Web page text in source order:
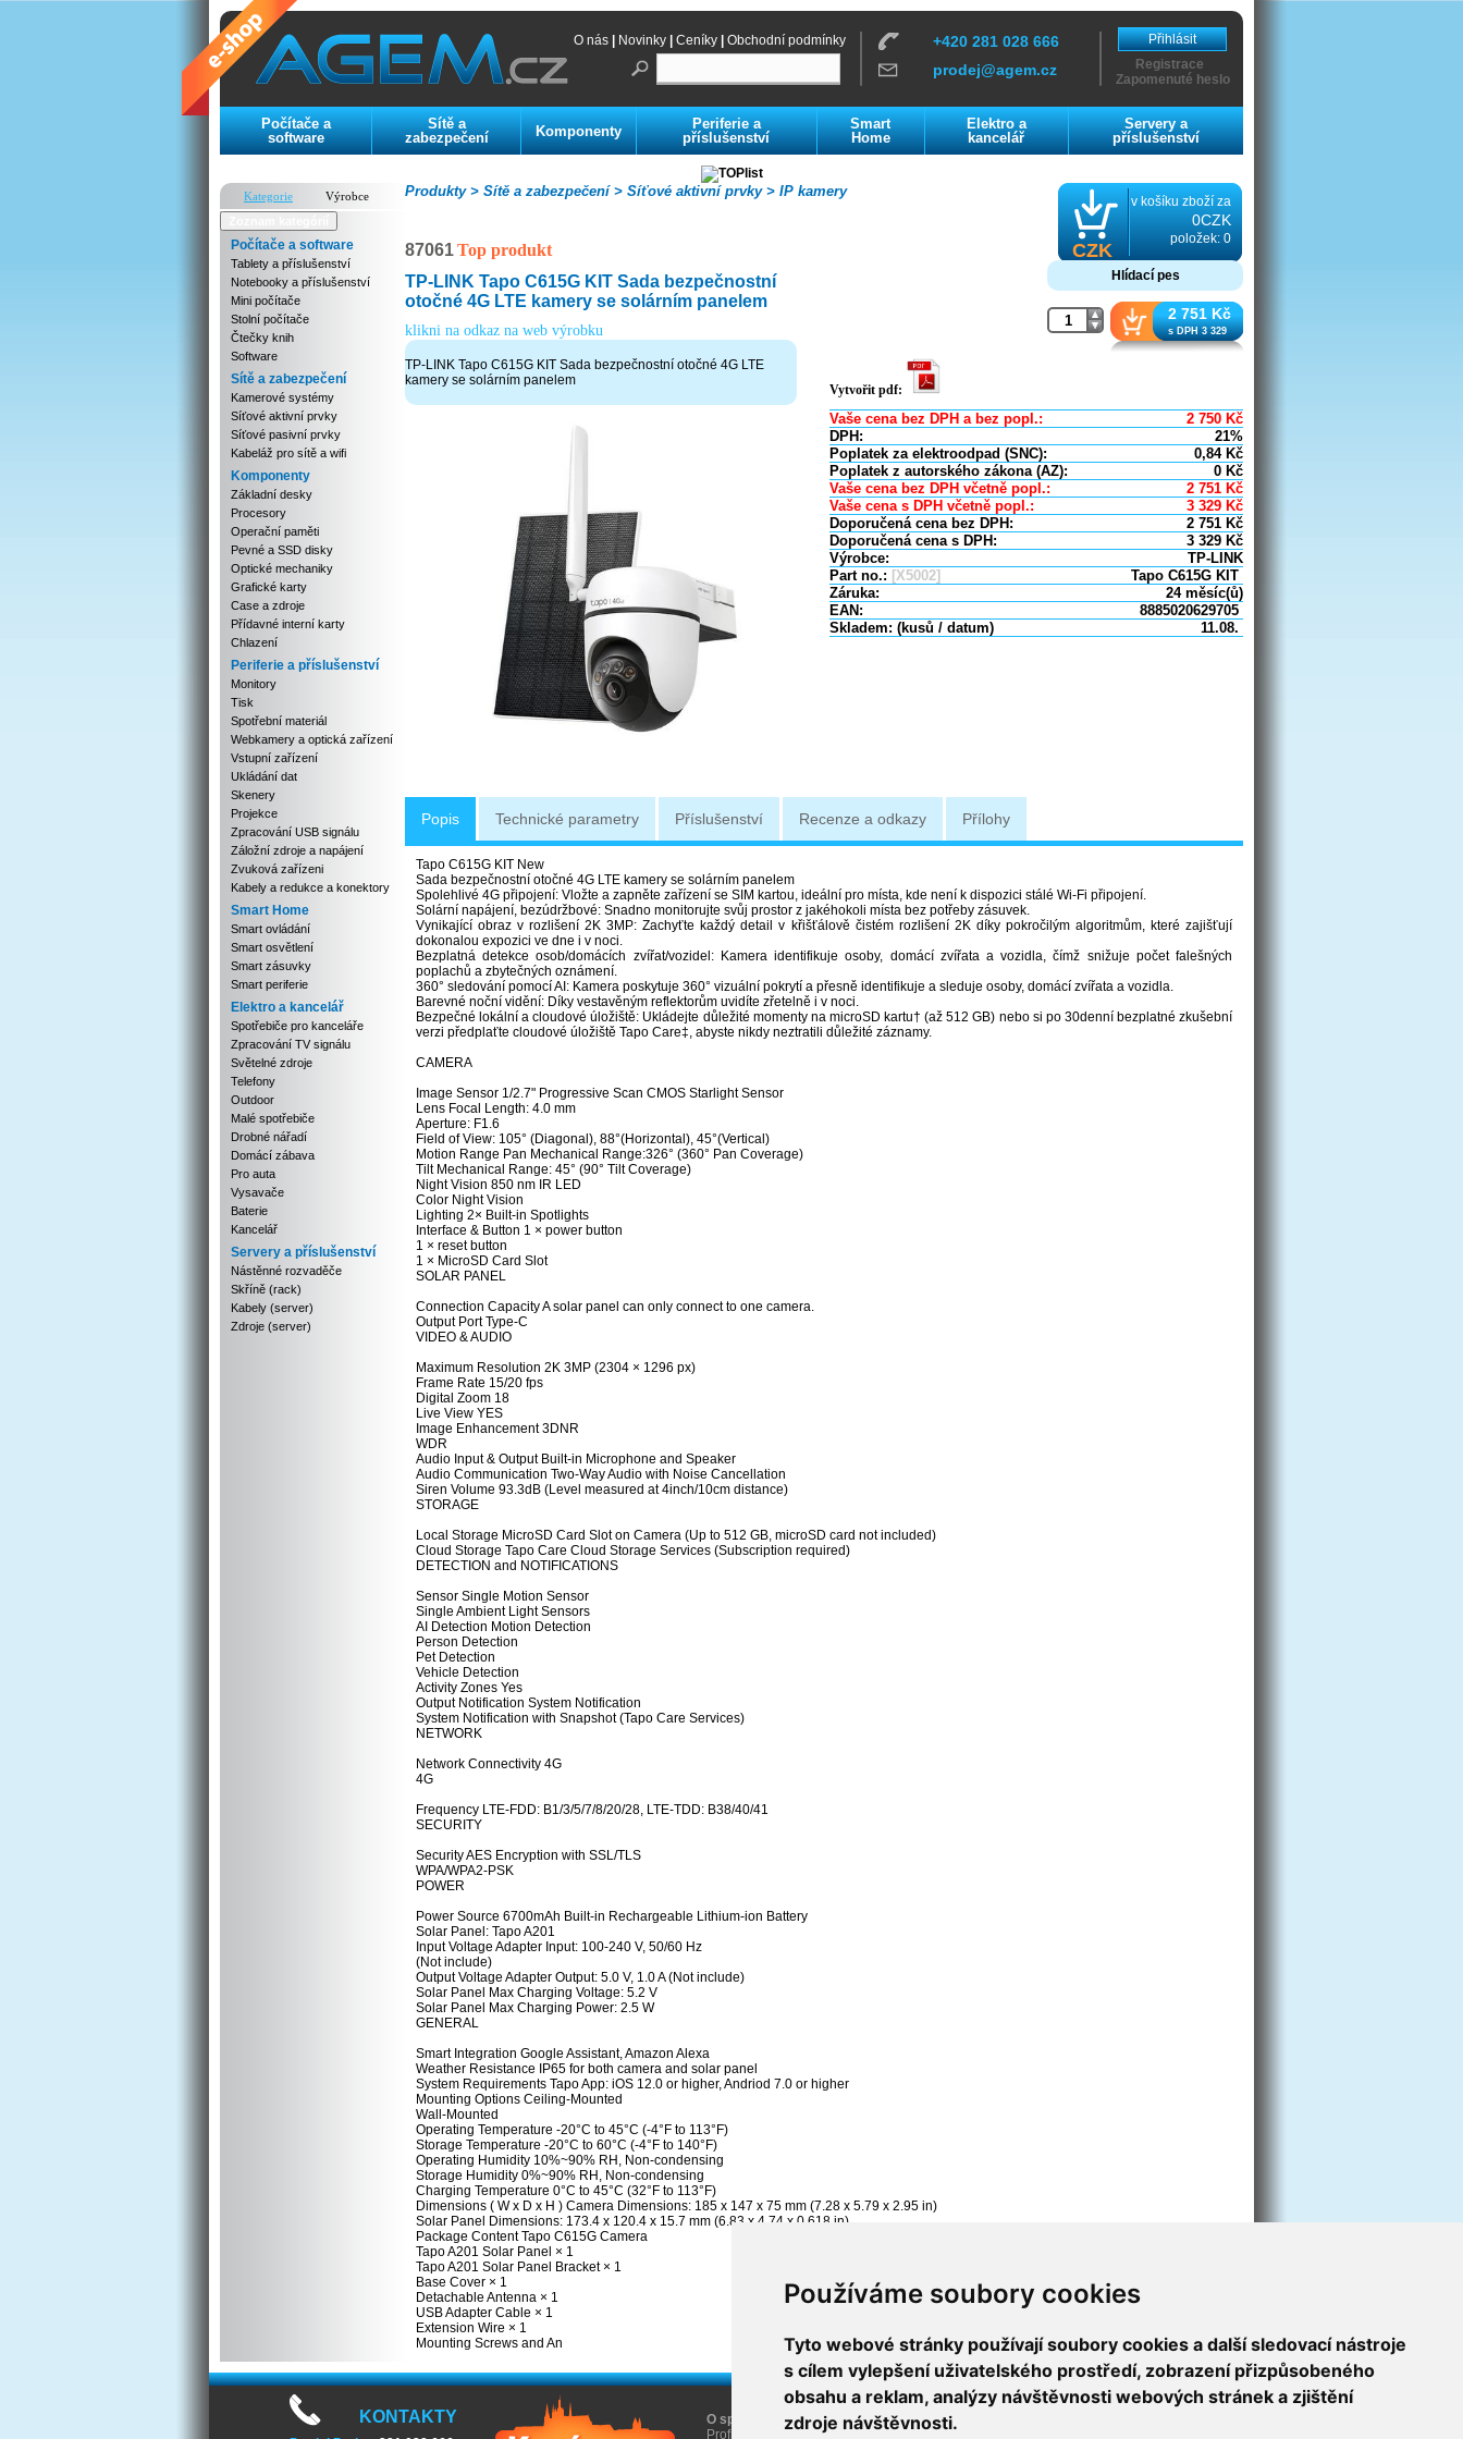
Používáme soubory cookies
Tyto webové stránky používají soubory cookies a další sledovací nástroje
s cílem vylepšení uživatelského prostředí, zobrazení přizpůsobeného
obsahu a reklam, analýzy návštěvnosti webových stránek a zjištění
zdroje návštěvnosti.
O nás Novinky Ceníky Obchodní podmínky
+420 281 028 666
prodej@agem.cz
Přihlásit
Registrace
Zapomenuté heslo
Počítače a
software
Sítě a
zabezpečení
Komponenty
Periferie a
příslušenství
Smart
Home
Elektro a
kancelář
Servery a
příslušenství
Kategorie
Výrobce
Počítače a software
Tablety a příslušenství
Notebooky a příslušenství
Mini počítače
Stolní počítače
Čtečky knih
Software
Sítě a zabezpečení
Kamerové systémy
Síťové aktivní prvky
Síťové pasivní prvky
Kabeláž pro sítě a wifi
Komponenty
Základní desky
Procesory
Operační paměti
Pevné a SSD disky
Optické mechaniky
Grafické karty
Case a zdroje
Přídavné interní karty
Chlazení
Periferie a příslušenství
Monitory
Tisk
Spotřební materiál
Webkamery a optická zařízení
Vstupní zařízení
Ukládání dat
Skenery
Projekce
Zpracování USB signálu
Záložní zdroje a napájení
Zvuková zařízeni
Kabely a redukce a konektory
Smart Home
Smart ovládání
Smart osvětlení
Smart zásuvky
Smart periferie
Elektro a kancelář
Spotřebiče pro kanceláře
Zpracování TV signálu
Světelné zdroje
Telefony
Outdoor
Malé spotřebiče
Drobné nářadí
Domácí zábava
Pro auta
Vysavače
Baterie
Kancelář
Servery a příslušenství
Nástěnné rozvaděče
Skříně (rack)
Kabely (server)
Zdroje (server)
IP kamery
Síťové aktivní prvky >
Sítě a zabezpečení >
Produkty >
CZK
v košíku zboží za
0CZK
položek: 0
87061Top produkt
TP-LINK Tapo C615G KIT Sada bezpečnostní
otočné 4G LTE kamery se solárním panelem
klikni na odkaz na web výrobku
TP-LINK Tapo C615G KIT Sada bezpečnostní otočné 4G LTE
kamery se solárním panelem
Hlídací pes
2 751 Kč
s DPH 3 329
Vytvořit pdf:
Vaše cena bez DPH a bez popl.: 2 750 Kč
DPH:
21%
Poplatek za elektroodpad (SNC):
0,84 Kč
Poplatek z autorského zákona (AZ):
0 Kč
Vaše cena bez DPH včetně popl.:
2 751 Kč
Vaše cena s DPH včetně popl.:
3 329 Kč
Doporučená cena bez DPH:
2 751 Kč
Doporučená cena s DPH:
3 329 Kč
Výrobce:
TP-LINK
Part no.: [X5002]
Tapo C615G KIT
Záruka:
24 měsíc(ů)
EAN:
8885020629705
Skladem: (kusů / datum)
11.08.
Popis Technické parametry Příslušenství Recenze a odkazy Přílohy
Tapo C615G KIT New
Sada bezpečnostní otočné 4G LTE kamery se solárním panelem
Spolehlivé 4G připojení: Vložte a zapněte zařízení se SIM kartou, ideální pro místa, kde není k dispozici stálé Wi-Fi připojení.
Solární napájení, bezúdržbové: Snadno monitorujte svůj prostor z jakéhokoli místa bez potřeby zásuvek.
Vynikající obraz v rozlišení 2K 3MP: Zachyťte každý detail v křišťálově čistém rozlišení 2K díky pokročilým algoritmům, které zajišťují
dokonalou expozici ve dne i v noci.
Bezplatná detekce osob/domácích zvířat/vozidel: Kamera identifikuje osoby, domácí zvířata a vozidla, čímž snižuje počet falešných
poplachů a zbytečných oznámení.
360° sledování pomocí AI: Kamera poskytuje 360° vizuální pokrytí a přesně identifikuje a sleduje osoby, domácí zvířata a vozidla.
Barevné noční vidění: Díky vestavěným reflektorům uvidíte zřetelně i v noci.
Bezpečné lokální a cloudové úložiště: Ukládejte důležité momenty na microSD kartu† (až 512 GB) nebo si po 30denní bezplatné zkušební
verzi předplaťte cloudové úložiště Tapo Care‡, abyste nikdy neztratili důležité záznamy.
CAMERA
Image Sensor 1/2.7" Progressive Scan CMOS Starlight Sensor
Lens Focal Length: 4.0 mm
Aperture: F1.6
Field of View: 105° (Diagonal), 88°(Horizontal), 45°(Vertical)
Motion Range Pan Mechanical Range:326° (360° Pan Coverage)
Tilt Mechanical Range: 45° (90° Tilt Coverage)
Night Vision 850 nm IR LED
Color Night Vision
Lighting 2× Built-in Spotlights
Interface & Button 1 × power button
1 × reset button
1 × MicroSD Card Slot
SOLAR PANEL
Connection Capacity A solar panel can only connect to one camera.
Output Port Type-C
VIDEO & AUDIO
Maximum Resolution 2K 3MP (2304 × 1296 px)
Frame Rate 15/20 fps
Digital Zoom 18
Live View YES
Image Enhancement 3DNR
WDR
Audio Input & Output Built-in Microphone and Speaker
Audio Communication Two-Way Audio with Noise Cancellation
Siren Volume 93.3dB (Level measured at 4inch/10cm distance)
STORAGE
Local Storage MicroSD Card Slot on Camera (Up to 512 GB, microSD card not included)
Cloud Storage Tapo Care Cloud Storage Services (Subscription required)
DETECTION and NOTIFICATIONS
Sensor Single Motion Sensor
Single Ambient Light Sensors
AI Detection Motion Detection
Person Detection
Pet Detection
Vehicle Detection
Activity Zones Yes
Output Notification System Notification
System Notification with Snapshot (Tapo Care Services)
NETWORK
Network Connectivity 4G
4G
Frequency LTE-FDD: B1/3/5/7/8/20/28, LTE-TDD: B38/40/41
SECURITY
Security AES Encryption with SSL/TLS
WPA/WPA2-PSK
POWER
Power Source 6700mAh Built-in Rechargeable Lithium-ion Battery
Solar Panel: Tapo A201
Input Voltage Adapter Input: 100-240 V, 50/60 Hz
(Not include)
Output Voltage Adapter Output: 5.0 V, 1.0 A (Not include)
Solar Panel Max Charging Voltage: 5.2 V
Solar Panel Max Charging Power: 2.5 W
GENERAL
Smart Integration Google Assistant, Amazon Alexa
Weather Resistance IP65 for both camera and solar panel
System Requirements Tapo App: iOS 12.0 or higher, Andriod 7.0 or higher
Mounting Options Ceiling-Mounted
Wall-Mounted
Operating Temperature -20°C to 45°C (-4°F to 113°F)
Storage Temperature -20°C to 60°C (-4°F to 140°F)
Operating Humidity 10%~90% RH, Non-condensing
Storage Humidity 0%~90% RH, Non-condensing
Charging Temperature 0°C to 45°C (32°F to 113°F)
Dimensions ( W x D x H ) Camera Dimensions: 185 x 147 x 75 mm (7.28 x 5.79 x 2.95 in)
Solar Panel Dimensions: 173.4 x 120.4 x 15.7 mm (6.83 x 4.74 x 0.618 in)
Package Content Tapo C615G Camera
Tapo A201 Solar Panel × 1
Tapo A201 Solar Panel Bracket × 1
Base Cover × 1
Detachable Antenna × 1
USB Adapter Cable × 1
Extension Wire × 1
Mounting Screws and An
KONTAKTY
O společnosti
Profil firmy AGEM
O nákupu
Obchodní informace